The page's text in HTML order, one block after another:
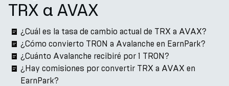
TRX a AVAX
¿Cuál es la tasa de cambio actual de TRX a AVAX?
¿Cómo convierto TRON a Avalanche en EarnPark?
¿Cuánto Avalanche recibiré por 1 TRON?
¿Hay comisiones por convertir TRX a AVAX en
EarnPark?